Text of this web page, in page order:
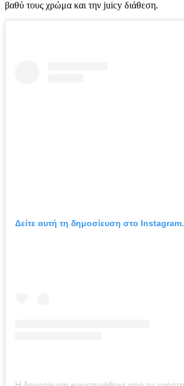
βαθύ τους χρώμα και την juicy διάθεση.
Δείτε αυτή τη δημοσίευση στο Instagram.